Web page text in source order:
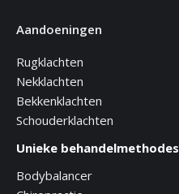
Aandoeningen
Rugklachten
Nekklachten
Bekkenklachten
Schouderklachten
Unieke behandelmethodes
Bodybalancer